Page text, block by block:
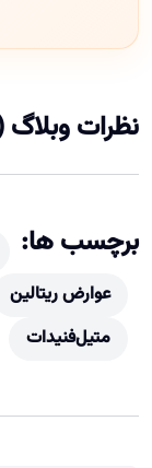
نظرات وبلاگ
برچسب ها:
عوارض ریتالین
متیل‌فنیدات